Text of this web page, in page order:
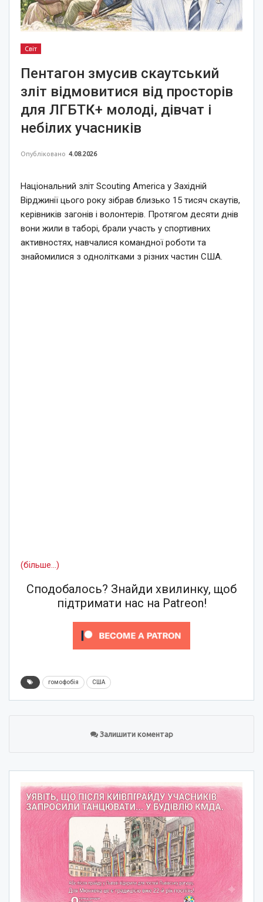
Світ
Пентагон змусив скаутський
зліт відмовитися від просторів
для ЛГБТК+ молоді, дівчат і
небілих учасників
Опубліковано 4.08.2026
Національний зліт Scouting America у Західній
Вірджинії цього року зібрав близько 15 тисяч скаутів,
керівників загонів і волонтерів. Протягом десяти днів
вони жили в таборі, брали участь у спортивних
активностях, навчалися командної роботи та
знайомилися з однолітками з різних частин США.
(більше…)
Сподобалось? Знайди хвилинку, щоб
підтримати нас на Patreon!
гомофобія США
Залишити коментар